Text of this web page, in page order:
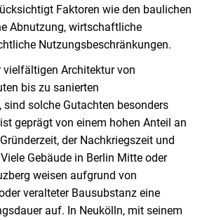
Faktoren wie den baulichen
Abnutzung, wirtschaftliche
Nutzungsbeschränkungen.
vielfältigen Architektur von
bis zu sanierten
sind solche Gutachten besonders
geprägt von einem hohen Anteil an
der Nachkriegszeit und
Gebäude in Berlin Mitte oder
weisen aufgrund von
veralteter Bausubstanz eine
auf. In Neukölln, mit seinem